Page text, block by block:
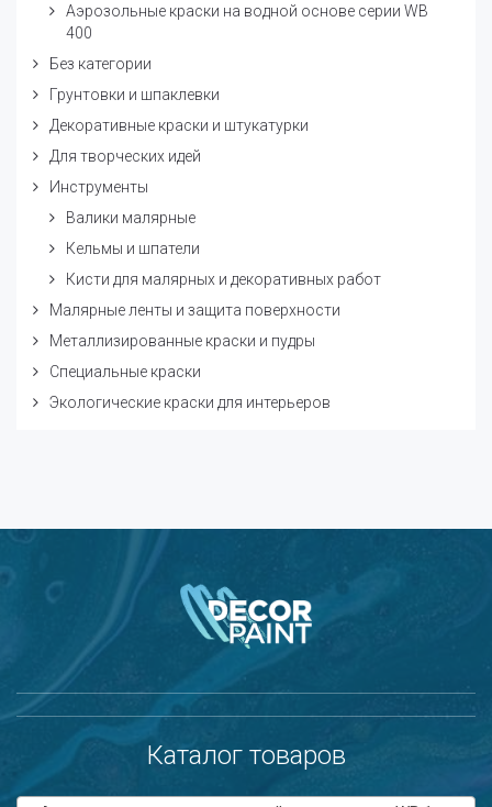
Аэрозольные краски на водной основе серии WB
400
Без категории
Грунтовки и шпаклевки
Декоративные краски и штукатурки
Для творческих идей
Инструменты
Валики малярные
Кельмы и шпатели
Кисти для малярных и декоративных работ
Малярные ленты и защита поверхности
Металлизированные краски и пудры
Специальные краски
Экологические краски для интерьеров
Каталог товаров